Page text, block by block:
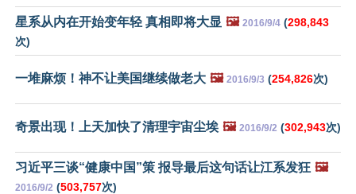
星系从内在开始变年轻 真相即将大显 🖼️ 2016/9/4 (298,843
次)
一堆麻烦！神不让美国继续做老大 🖼️ 2016/9/3 (254,826次)
奇景出现！上天加快了清理宇宙尘埃 🖼️ 2016/9/2 (302,943次)
习近平三谈“健康中国”策 报导最后这句话让江系发狂 🖼️
2016/9/2 (503,757次)